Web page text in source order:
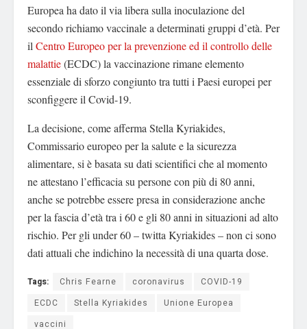
Europea ha dato il via libera sulla inoculazione del
secondo richiamo vaccinale a determinati gruppi d’età. Per
il Centro Europeo per la prevenzione ed il controllo delle
malattie(ECDC) la vaccinazione rimane elemento
essenziale di sforzo congiunto tra tutti i Paesi europei per
sconfiggere il Covid-19.
La decisione, come afferma Stella Kyriakides,
Commissario europeo per la salute e la sicurezza
alimentare, si è basata su dati scientifici che al momento
ne attestano l’efficacia su persone con più di 80 anni,
anche se potrebbe essere presa in considerazione anche
per la fascia d’età tra i 60 e gli 80 anni in situazioni ad alto
rischio. Per gli under 60 – twitta Kyriakides – non ci sono
dati attuali che indichino la necessità di una quarta dose.
Tags: Chris Fearne coronavirus
COVID-19
ECDC
Stella Kyriakides
Unione Europea
vaccini